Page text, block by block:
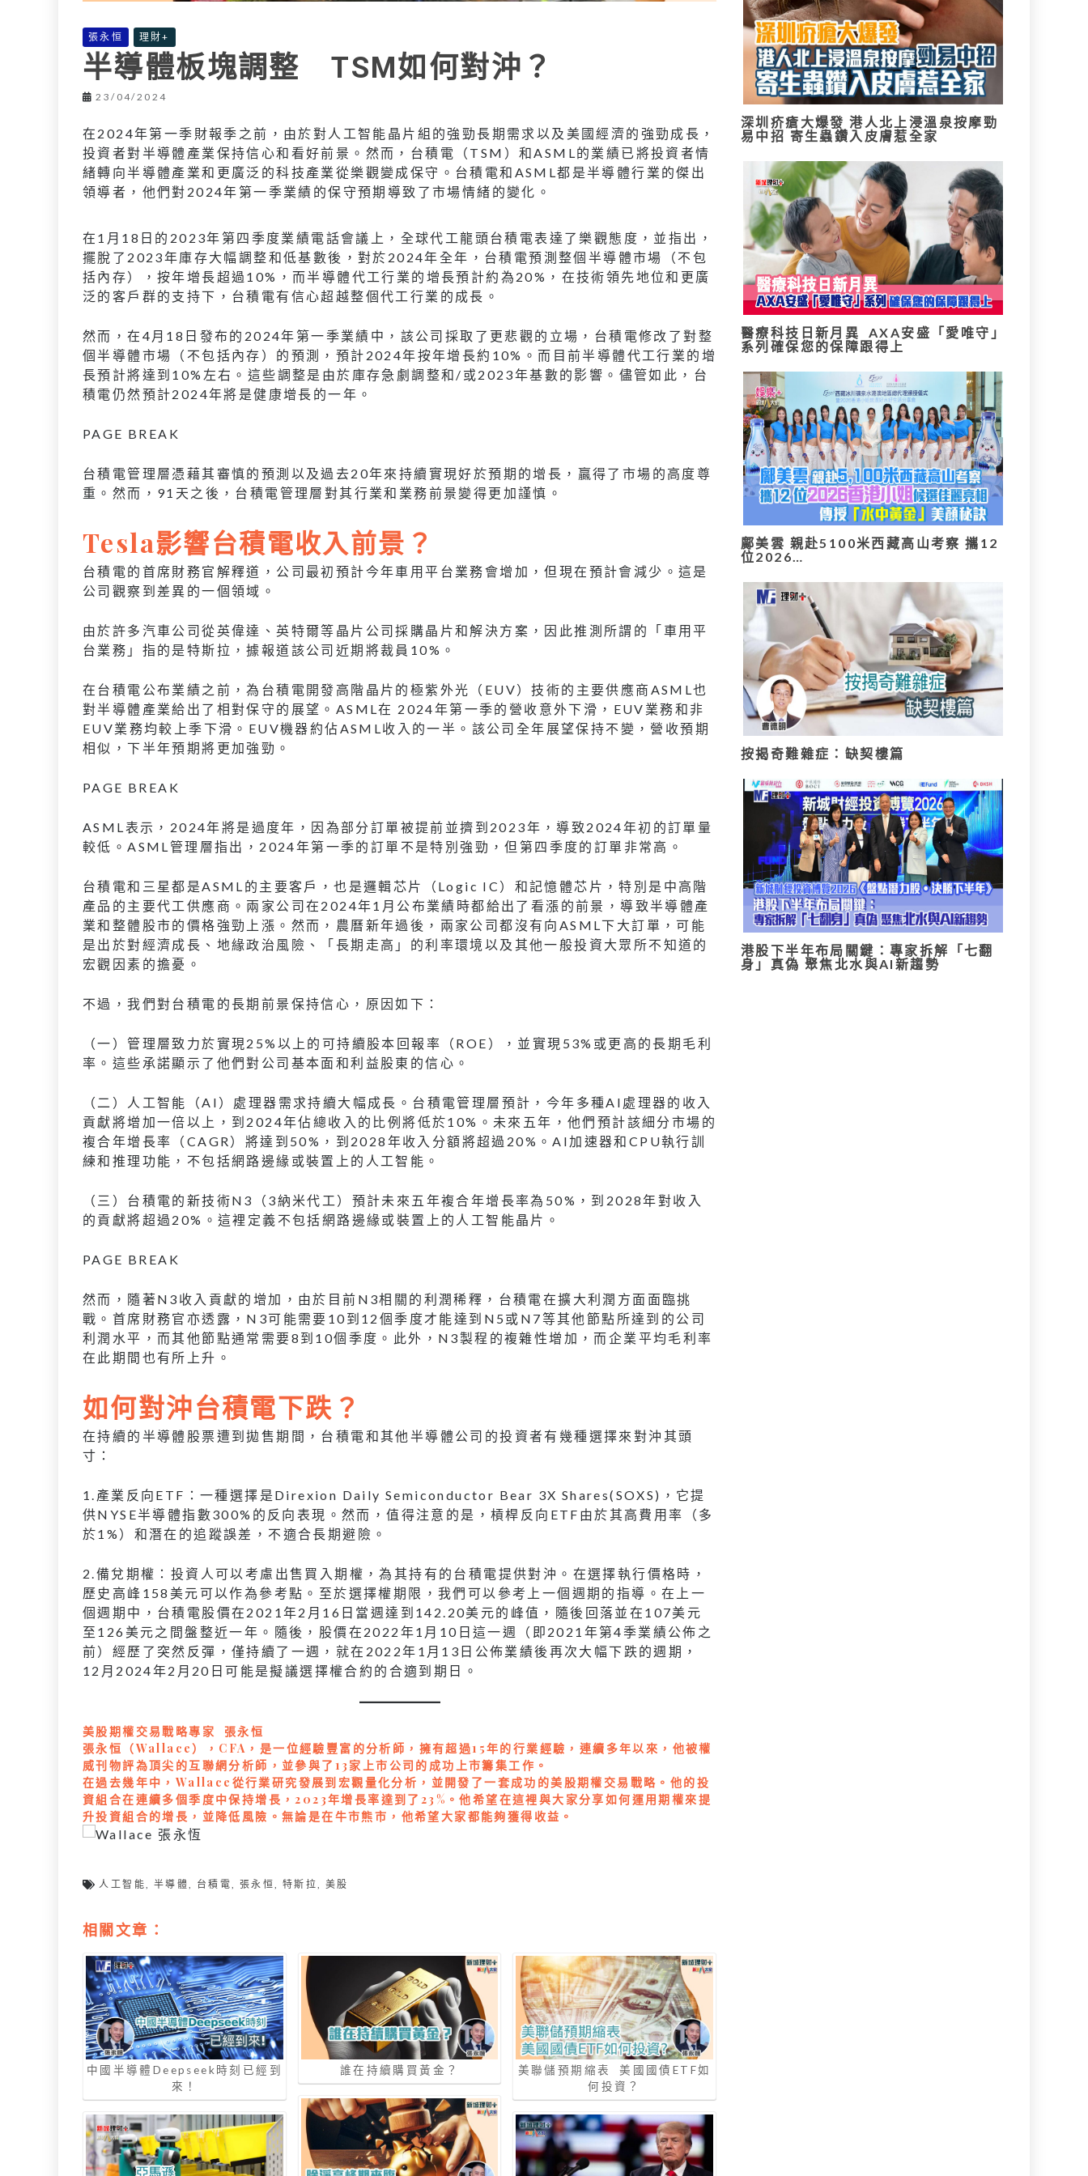
張永恒 理財+
半導體板塊調整 TSM如何對沖？
23/04/2024
在2024年第一季財報季之前，由於對人工智能晶片組的強勁長期需求以及美國經濟的強勁成長，
投資者對半導體產業保持信心和看好前景。然而，台積電（TSM）和ASML的業績已將投資者情
緒轉向半導體產業和更廣泛的科技產業從樂觀變成保守。台積電和ASML都是半導體行業的傑出
領導者，他們對2024年第一季業績的保守預期導致了市場情緒的變化。
在1月18日的2023年第四季度業績電話會議上，全球代工龍頭台積電表達了樂觀態度，並指出，
擺脫了2023年庫存大幅調整和低基數後，對於2024年全年，台積電預測整個半導體市場（不包
括內存），按年增長超過10%，而半導體代工行業的增長預計約為20%，在技術領先地位和更廣
泛的客戶群的支持下，台積電有信心超越整個代工行業的成長。
然而，在4月18日發布的2024年第一季業績中，該公司採取了更悲觀的立場，台積電修改了對整
個半導體市場（不包括內存）的預測，預計2024年按年增長約10%。而目前半導體代工行業的增
長預計將達到10%左右。這些調整是由於庫存急劇調整和/或2023年基數的影響。儘管如此，台
積電仍然預計2024年將是健康增長的一年。
PAGE BREAK
台積電管理層憑藉其審慎的預測以及過去20年來持續實現好於預期的增長，贏得了市場的高度尊
重。然而，91天之後，台積電管理層對其行業和業務前景變得更加謹慎。
Tesla影響台積電收入前景？
台積電的首席財務官解釋道，公司最初預計今年車用平台業務會增加，但現在預計會減少。這是
公司觀察到差異的一個領域。
由於許多汽車公司從英偉達、英特爾等晶片公司採購晶片和解決方案，因此推測所謂的「車用平
台業務」指的是特斯拉，據報道該公司近期將裁員10%。
在台積電公布業績之前，為台積電開發高階晶片的極紫外光（EUV）技術的主要供應商ASML也
對半導體產業給出了相對保守的展望。ASML在 2024年第一季的營收意外下滑，EUV業務和非
EUV業務均較上季下滑。EUV機器約佔ASML收入的一半。該公司全年展望保持不變，營收預期
相似，下半年預期將更加強勁。
PAGE BREAK
ASML表示，2024年將是過度年，因為部分訂單被提前並擠到2023年，導致2024年初的訂單量
較低。ASML管理層指出，2024年第一季的訂單不是特別強勁，但第四季度的訂單非常高。
台積電和三星都是ASML的主要客戶，也是邏輯芯片（Logic IC）和記憶體芯片，特別是中高階
產品的主要代工供應商。兩家公司在2024年1月公布業績時都給出了看漲的前景，導致半導體產
業和整體股市的價格強勁上漲。然而，農曆新年過後，兩家公司都沒有向ASML下大訂單，可能
是出於對經濟成長、地緣政治風險、「長期走高」的利率環境以及其他一般投資大眾所不知道的
宏觀因素的擔憂。
不過，我們對台積電的長期前景保持信心，原因如下：
（一）管理層致力於實現25%以上的可持續股本回報率（ROE），並實現53%或更高的長期毛利
率。這些承諾顯示了他們對公司基本面和利益股東的信心。
（二）人工智能（AI）處理器需求持續大幅成長。台積電管理層預計，今年多種AI處理器的收入
貢獻將增加一倍以上，到2024年佔總收入的比例將低於10%。未來五年，他們預計該細分市場的
複合年增長率（CAGR）將達到50%，到2028年收入分額將超過20%。AI加速器和CPU執行訓
練和推理功能，不包括網路邊緣或裝置上的人工智能。
（三）台積電的新技術N3（3納米代工）預計未來五年複合年增長率為50%，到2028年對收入
的貢獻將超過20%。這裡定義不包括網路邊緣或裝置上的人工智能晶片。
PAGE BREAK
然而，隨著N3收入貢獻的增加，由於目前N3相關的利潤稀釋，台積電在擴大利潤方面面臨挑
戰。首席財務官亦透露，N3可能需要10到12個季度才能達到N5或N7等其他節點所達到的公司
利潤水平，而其他節點通常需要8到10個季度。此外，N3製程的複雜性增加，而企業平均毛利率
在此期間也有所上升。
如何對沖台積電下跌？
在持續的半導體股票遭到拋售期間，台積電和其他半導體公司的投資者有幾種選擇來對沖其頭
寸：
1.產業反向ETF：一種選擇是Direxion Daily Semiconductor Bear 3X Shares(SOXS)，它提
供NYSE半導體指數300%的反向表現。然而，值得注意的是，槓桿反向ETF由於其高費用率（多
於1%）和潛在的追蹤誤差，不適合長期避險。
2.備兌期權：投資人可以考慮出售買入期權，為其持有的台積電提供對沖。在選擇執行價格時，
歷史高峰158美元可以作為參考點。至於選擇權期限，我們可以參考上一個週期的指導。在上一
個週期中，台積電股價在2021年2月16日當週達到142.20美元的峰值，隨後回落並在107美元
至126美元之間盤整近一年。隨後，股價在2022年1月10日這一週（即2021年第4季業績公佈之
前）經歷了突然反彈，僅持續了一週，就在2022年1月13日公佈業績後再次大幅下跌的週期，
12月2024年2月20日可能是擬議選擇權合約的合適到期日。
美股期權交易戰略專家 張永恒
張永恒（Wallace），CFA，是一位經驗豐富的分析師，擁有超過15年的行業經驗，連續多年以來，他被權
威刊物評為頂尖的互聯網分析師，並參與了13家上市公司的成功上市籌集工作。
在過去幾年中，Wallace從行業研究發展到宏觀量化分析，並開發了一套成功的美股期權交易戰略。他的投
資組合在連續多個季度中保持增長，2023年增長率達到了23%。他希望在這裡與大家分享如何運用期權來提
升投資組合的增長，並降低風險。無論是在牛市熊市，他希望大家都能夠獲得收益。
人工智能 半導體 台積電 張永恒 特斯拉 美股
相關文章：
中國半導體Deepseek時刻已經到
來！
誰在持續購買黃金？
美聯儲預期縮表 美國國債ETF如
何投資？
深圳疥瘡大爆發 港人北上浸溫泉按摩勁
易中招 寄生蟲鑽入皮膚惹全家
醫療科技日新月異 AXA安盛「愛唯守」
系列確保您的保障跟得上
鄺美雲 親赴5100米西藏高山考察 攜12
位2026…
按揭奇難雜症：缺契樓篇
港股下半年布局關鍵：專家拆解「七翻
身」真偽 聚焦北水與AI新趨勢